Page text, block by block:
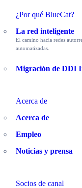
¿Por qué BlueCat?
La red inteligente
El camino hacia redes
automatizadas.
Migración de DDI
Acerca de
Acerca de
Empleo
Noticias y prensa
Socios de canal